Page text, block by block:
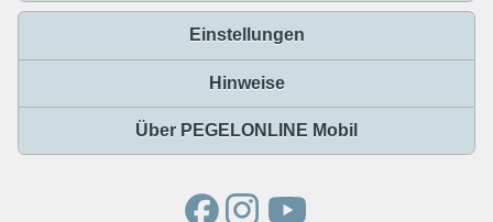
Einstellungen
Hinweise
Über PEGELONLINE Mobil